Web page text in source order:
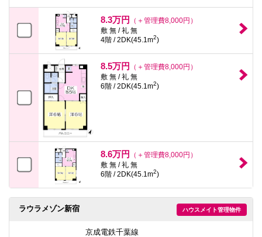
8.3万円
（＋管理費8,000円）
敷 無 / 礼 無
4階 / 2DK(45.1m2)
8.5万円
（＋管理費8,000円）
敷 無 / 礼 無
6階 / 2DK(45.1m2)
8.6万円
（＋管理費8,000円）
敷 無 / 礼 無
6階 / 2DK(45.1m2)
ハウスメイト管理物件
ラウラメゾン新宿
京成電鉄千葉線